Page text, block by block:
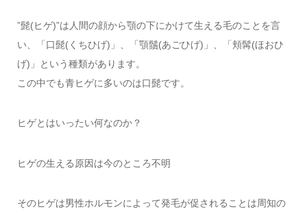
”髭(ヒゲ)”は人間の顔から顎の下にかけて生える毛のことを言
い、「口髭(くちひげ)」、「顎鬚(あごひげ)」、「頬髯(ほおひ
げ)」という種類があります。
この中でも青ヒゲに多いのは口髭です。
ヒゲとはいったい何なのか？
ヒゲの生える原因は今のところ不明
そのヒゲは男性ホルモンによって発毛が促されることは周知の